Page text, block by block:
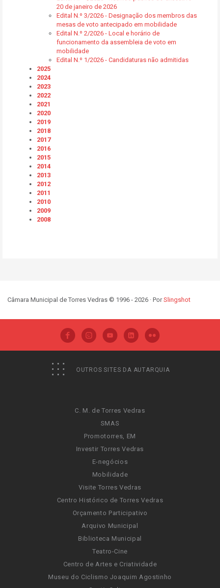
20 de janeiro de 2026
Edital N.º 3/2026 - Designação dos membros das
mesas de voto antecipado em mobilidade
Edital N.º 2/2026 - Local e horário de
funcionamento da assembleia de voto em
mobilidade
Edital N.º 1/2026 - Candidaturas não admitidas
2025
2024
2023
2022
2021
2020
2019
2018
2017
2016
2015
2014
2013
2012
2011
2010
2009
2008
Câmara Municipal de Torres Vedras © 1996 - 2026 · PorSlingshot
OUTROS SITES DA AUTARQUIA
C. M. de Torres Vedras
SMAS
Promotorres, EM
Investir Torres Vedras
E-negócios
Mobilidade
Visite Torres Vedras
Centro Histórico de Torres Vedras
Orçamento Participativo
Arquivo Municipal
Biblioteca Municipal
Teatro-Cine
Centro de Artes e Criatividade
Museu do Ciclismo Joaquim Agostinho